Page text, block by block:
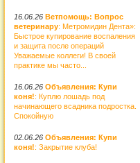
16.06.26 Ветпомощь: Вопрос
ветеринару: Метромидин Дента»:
Быстрое купирование воспаления
и защита после операций
Уважаемые коллеги! В своей
практике мы часто...
16.06.26 Объявления: Купи
коня!: Куплю лошадь под
начинающего всадника подростка.
Спокойную
02.06.26 Объявления: Купи
коня!: Закрытие клуба!